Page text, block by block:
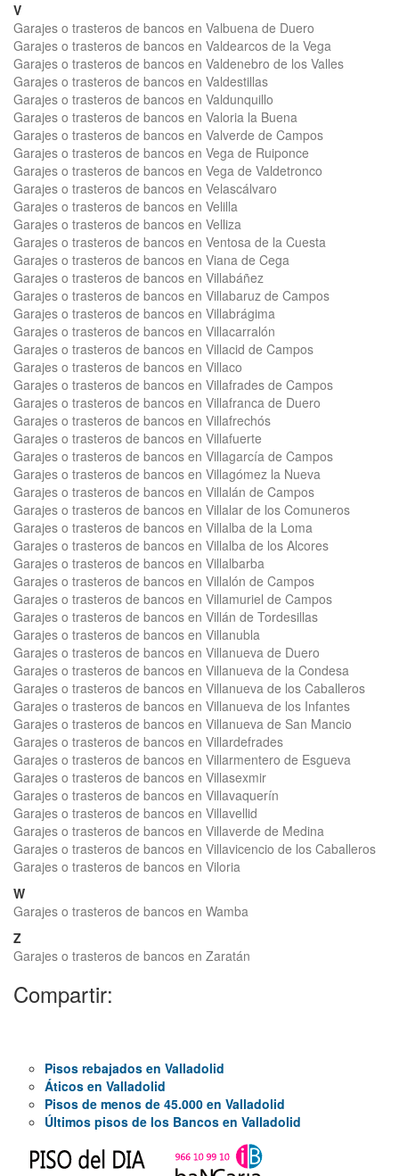
V
Garajes o trasteros de bancos en Valbuena de Duero
Garajes o trasteros de bancos en Valdearcos de la Vega
Garajes o trasteros de bancos en Valdenebro de los Valles
Garajes o trasteros de bancos en Valdestillas
Garajes o trasteros de bancos en Valdunquillo
Garajes o trasteros de bancos en Valoria la Buena
Garajes o trasteros de bancos en Valverde de Campos
Garajes o trasteros de bancos en Vega de Ruiponce
Garajes o trasteros de bancos en Vega de Valdetronco
Garajes o trasteros de bancos en Velascálvaro
Garajes o trasteros de bancos en Velilla
Garajes o trasteros de bancos en Velliza
Garajes o trasteros de bancos en Ventosa de la Cuesta
Garajes o trasteros de bancos en Viana de Cega
Garajes o trasteros de bancos en Villabáñez
Garajes o trasteros de bancos en Villabaruz de Campos
Garajes o trasteros de bancos en Villabrágima
Garajes o trasteros de bancos en Villacarralón
Garajes o trasteros de bancos en Villacid de Campos
Garajes o trasteros de bancos en Villaco
Garajes o trasteros de bancos en Villafrades de Campos
Garajes o trasteros de bancos en Villafranca de Duero
Garajes o trasteros de bancos en Villafrechós
Garajes o trasteros de bancos en Villafuerte
Garajes o trasteros de bancos en Villagarcía de Campos
Garajes o trasteros de bancos en Villagómez la Nueva
Garajes o trasteros de bancos en Villalán de Campos
Garajes o trasteros de bancos en Villalar de los Comuneros
Garajes o trasteros de bancos en Villalba de la Loma
Garajes o trasteros de bancos en Villalba de los Alcores
Garajes o trasteros de bancos en Villalbarba
Garajes o trasteros de bancos en Villalón de Campos
Garajes o trasteros de bancos en Villamuriel de Campos
Garajes o trasteros de bancos en Villán de Tordesillas
Garajes o trasteros de bancos en Villanubla
Garajes o trasteros de bancos en Villanueva de Duero
Garajes o trasteros de bancos en Villanueva de la Condesa
Garajes o trasteros de bancos en Villanueva de los Caballeros
Garajes o trasteros de bancos en Villanueva de los Infantes
Garajes o trasteros de bancos en Villanueva de San Mancio
Garajes o trasteros de bancos en Villardefrades
Garajes o trasteros de bancos en Villarmentero de Esgueva
Garajes o trasteros de bancos en Villasexmir
Garajes o trasteros de bancos en Villavaquerín
Garajes o trasteros de bancos en Villavellid
Garajes o trasteros de bancos en Villaverde de Medina
Garajes o trasteros de bancos en Villavicencio de los Caballeros
Garajes o trasteros de bancos en Viloria
W
Garajes o trasteros de bancos en Wamba
Z
Garajes o trasteros de bancos en Zaratán
Compartir:
Pisos rebajados en Valladolid
Áticos en Valladolid
Pisos de menos de 45.000 en Valladolid
Últimos pisos de los Bancos en Valladolid